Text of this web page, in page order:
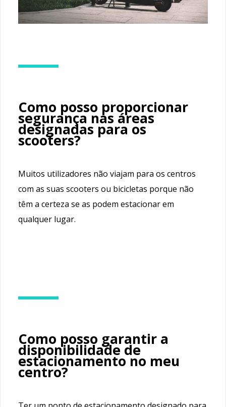
Como posso proporcionar
segurança nas áreas
designadas para os
scooters?
Muitos utilizadores não viajam para os centros
com as suas scooters ou bicicletas porque não
têm a certeza se as podem estacionar em
qualquer lugar.
Como posso garantir a
disponibilidade de
estacionamento no meu
centro?